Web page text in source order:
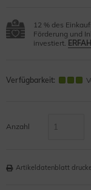
12 % des
Förderung und
investiert.
Verfügbarkeit:
Anzahl
Artikeldatenblatt